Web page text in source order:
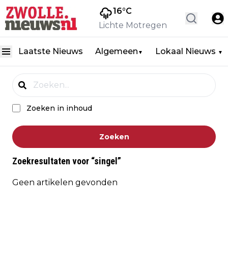
16°C
Lichte Motregen
Laatste Nieuws Algemeen ▼ Lokaal Nieuws ▼
Zoeken in inhoud
Zoeken
Zoekresultaten voor “singel ”
Geen artikelen gevonden